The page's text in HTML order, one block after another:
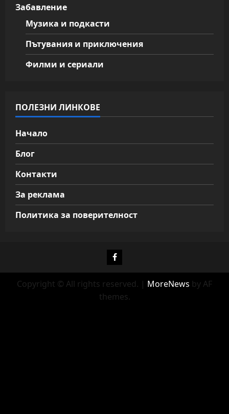
Забавление
Музика и подкасти
Пътувания и приключения
Филми и сериали
ПОЛЕЗНИ ЛИНКОВЕ
Начало
Блог
Контакти
За реклама
Политика за поверителност
Фейсбук
Copyright © All rights reserved. | MoreNews by AF
themes.